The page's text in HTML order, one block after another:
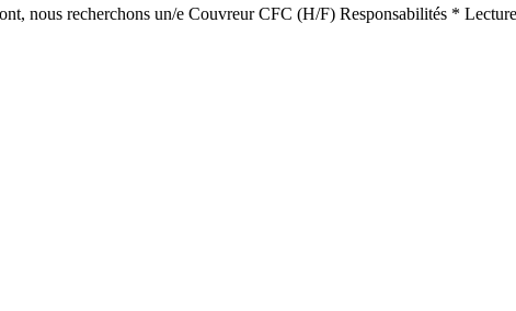
nous recherchons un/e Couvreur CFC (H/F) Responsabilités *